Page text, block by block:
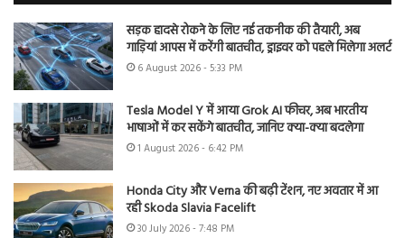
सड़क हादसे रोकने के लिए नई तकनीक की तैयारी, अब
गाड़ियां आपस में करेंगी बातचीत, ड्राइवर को पहले मिलेगा अलर्ट
6 August 2026 - 5:33 PM
Tesla Model Y में आया Grok AI फीचर, अब भारतीय
भाषाओं में कर सकेंगे बातचीत, जानिए क्या-क्या बदलेगा
1 August 2026 - 6:42 PM
Honda City और Verna की बढ़ी टेंशन, नए अवतार में आ
रही Skoda Slavia Facelift
30 July 2026 - 7:48 PM